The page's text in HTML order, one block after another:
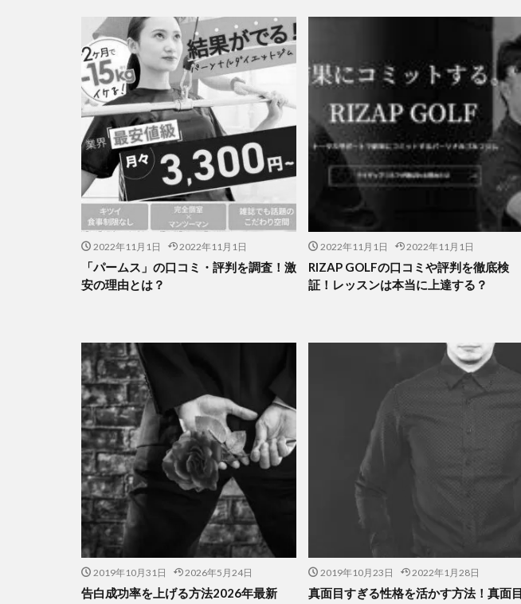
2022年11月1日 2022年11月1日
「パームス」の口コミ・評判を調査！激
安の理由とは？
2022年11月1日 2022年11月1日
RIZAP GOLFの口コミや評判を徹底検
証！レッスンは本当に上達する？
2019年10月31日 2026年5月24日
告白成功率を上げる方法2026年最新
2019年10月23日 2022年1月28日
真面目すぎる性格を活かす方法！真面目